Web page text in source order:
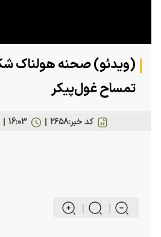
(ویدئو) صحنه هولناک
تمساح غول‌پیکر
کد خبر:۲۶۵۸ 16:03